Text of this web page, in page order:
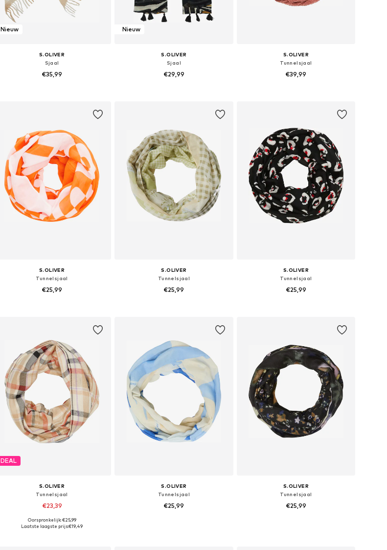
Nieuw
S.OLIVER
Sjaal
€35,99
Nieuw
S.OLIVER
Sjaal
€29,99
S.OLIVER
Tunnelsjaal
€39,99
S.OLIVER
Tunnelsjaal
€25,99
S.OLIVER
Tunnelsjaal
€25,99
S.OLIVER
Tunnelsjaal
€25,99
DEAL
S.OLIVER
Tunnelsjaal
€23,39
Beschikbare maten: One Size
Oorspronkelijk: €25,99
Laatste laagste prijs:€19,49
S.OLIVER
Tunnelsjaal
€25,99
S.OLIVER
Tunnelsjaal
€25,99